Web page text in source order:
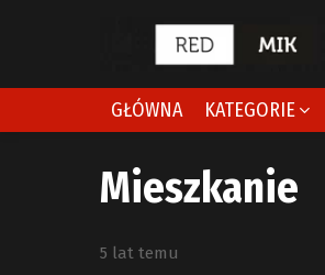
GŁÓWNA KATEGORIE
Mieszkanie
5 lat temu